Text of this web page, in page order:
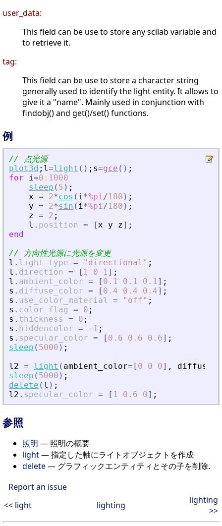
user_data:
This field can be use to store any scilab variable and
to retrieve it.
tag:
This field can be use to store a character string
generally used to identify the light entity. It allows to
give it a "name". Mainly used in conjunction with
findobj() and get()/set() functions.
例
// 点光源
plot3d ; l=light ( ) ; s=gce ( ) ;
for
i=0 : 1000
sleep ( 5 ) ;
x = 2*cos ( i*%pi/180 ) ;
y = 2*sin ( i*%pi/180 ) ;
z = 2 ;
l . position = [x y z] ;
end
// 方向性光源に光源を変更
l . light_type = " directional " ;
l . direction = [ 1 0 1] ;
l . ambient_color = [ 0.1 0.1 0.1] ;
s . diffuse_color = [ 0.4 0.4 0.4] ;
s . use_color_material = " off" ;
s . color_flag = 0 ;
s . thickness = 0 ;
s . hiddencolor = - 1 ;
s . specular_color = [ 0.6 0.6 0.6] ;
sleep ( 5000 ) ;
l2 = light ( ambient_color= [ 0 0 0] ,
sleep ( 5000 ) ;
delete ( l ) ;
l2 . specular_color = [ 1 0.6 0] ;
参照
照明 — 照明の概要
light— 指定した軸にライトオブジェクトを作成
delete— グラフィックエンティティとその子を削除.
Report an issue
<< light
lighting
lighting
>>